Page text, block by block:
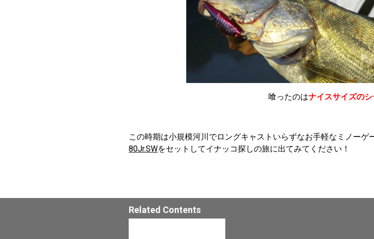
喰ったのはナイスサイズのシ
この時期は小規模河川でロングキャストいらずなお手軽なミノー
80Jr.SWをセットしてイナッコ探しの旅に出てみてください！
Related Contents